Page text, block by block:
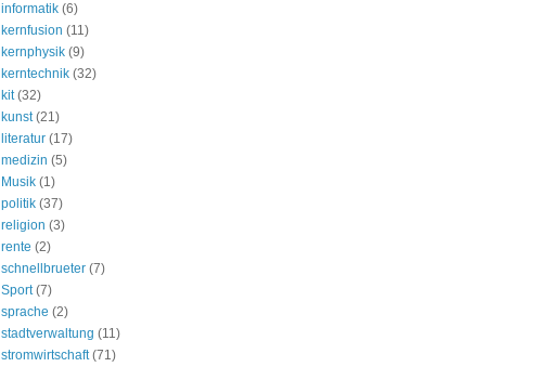
informatik (6)
kernfusion (11)
kernphysik (9)
kerntechnik (32)
kit (32)
kunst (21)
literatur (17)
medizin (5)
Musik (1)
politik (37)
religion (3)
rente (2)
schnellbrueter (7)
Sport (7)
sprache (2)
stadtverwaltung (11)
stromwirtschaft (71)